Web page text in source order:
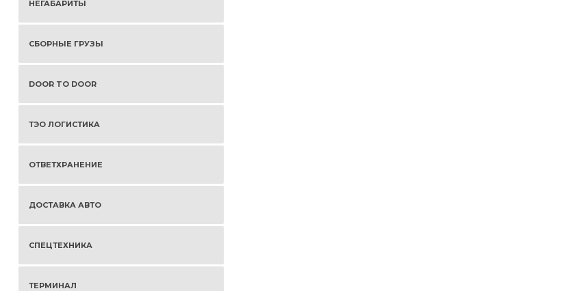
НЕГАБАРИТЫ
СБОРНЫЕ ГРУЗЫ
DOOR TO DOOR
ТЭО ЛОГИСТИКА
ОТВЕТХРАНЕНИЕ
ДОСТАВКА АВТО
СПЕЦТЕХНИКА
ТЕРМИНАЛ